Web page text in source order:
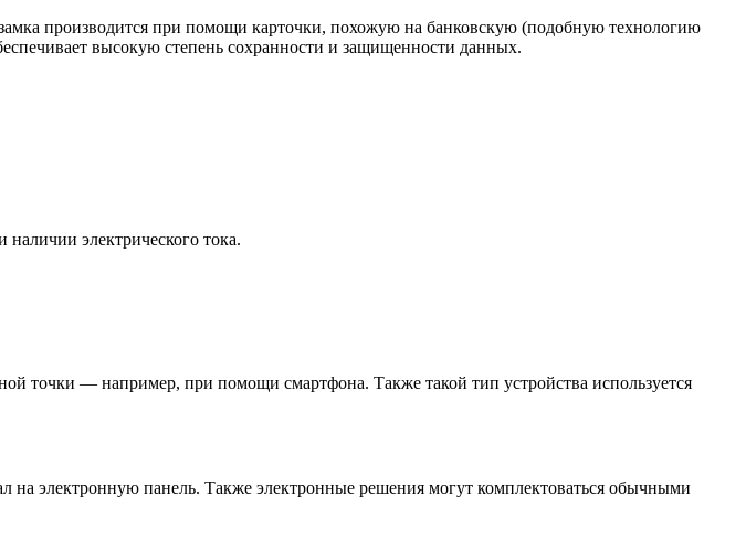
производится при помощи карточки, похожую на банковскую (подобную технологию
высокую степень сохранности и защищенности данных.
электрического тока.
точки — например, при помощи смартфона. Также такой тип устройства используется
на электронную панель. Также электронные решения могут комплектоваться обычными